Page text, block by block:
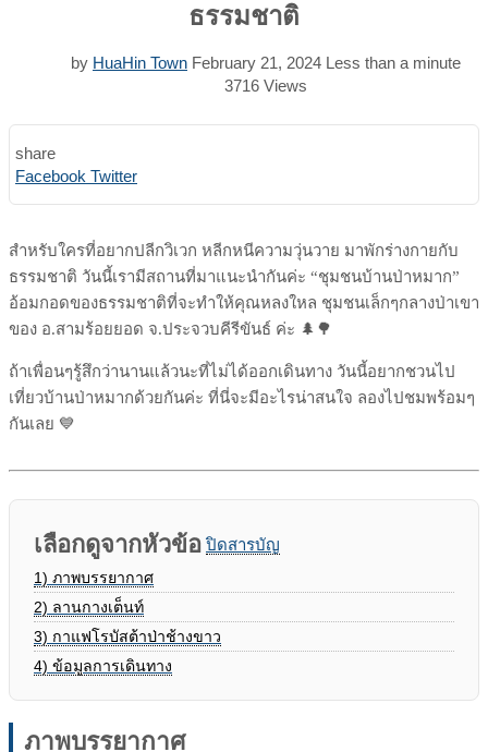
ธรรมชาติ
by HuaHin Town February 21, 2024 Less than a minute
3716 Views
share
Facebook TwitterPrint
Share
สำหรับใครที่อยากปลีกวิเวก หลีกหนีความวุ่นวาย มาพักร่างกายกับ
ธรรมชาติ วันนี้เรามีสถานที่มาแนะนำกันค่ะ “ชุมชนบ้านป่าหมาก”
อ้อมกอดของธรรมชาติที่จะทำให้คุณหลงใหล ชุมชนเล็กๆกลางป่าเขา
ของ อ.สามร้อยยอด จ.ประจวบคีรีขันธ์ ค่ะ 🌲🌳
ถ้าเพื่อนๆรู้สึกว่านานแล้วนะที่ไม่ได้ออกเดินทาง วันนี้อยากชวนไป
เที่ยวบ้านป่าหมากด้วยกันค่ะ ที่นี่จะมีอะไรน่าสนใจ ลองไปชมพร้อมๆ
กันเลย 💙
เลือกดูจากหัวข้อ ปิดสารบัญ
1) ภาพบรรยากาศ
2) ลานกางเต็นท์
3) กาแฟโรบัสต้าป่าช้างขาว
4) ข้อมูลการเดินทาง
ภาพบรรยากาศ